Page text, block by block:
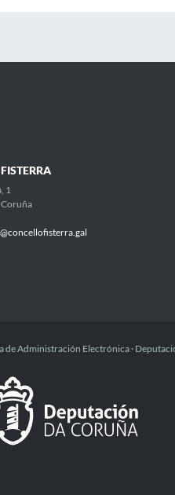
1
de Administración Electrónica ·